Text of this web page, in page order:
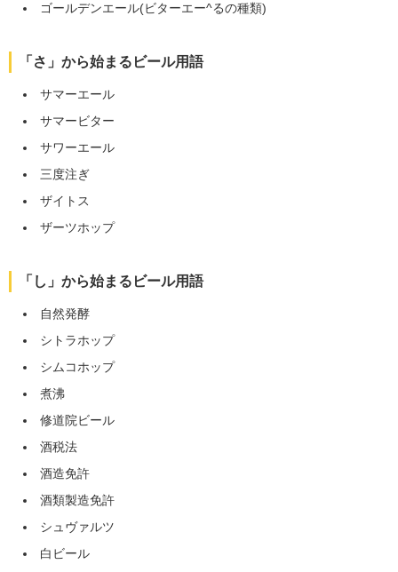
ゴールデンエール(ビターエー^るの種類)
「さ」から始まるビール用語
サマーエール
サマービター
サワーエール
三度注ぎ
ザイトス
ザーツホップ
「し」から始まるビール用語
自然発酵
シトラホップ
シムコホップ
煮沸
修道院ビール
酒税法
酒造免許
酒類製造免許
シュヴァルツ
白ビール